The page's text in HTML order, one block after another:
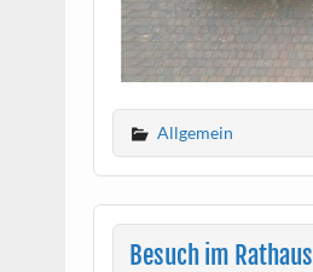
Allgemein
Besuch im Rathaus